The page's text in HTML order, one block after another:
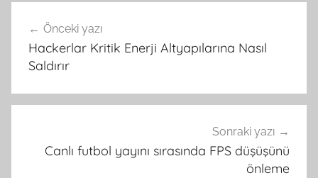
gezinmesi
Önceki yazı
Hackerlar Kritik Enerji Altyapılarına Nasıl
Saldırır
Sonraki yazı
Canlı futbol yayını sırasında FPS düşüşünü
önleme